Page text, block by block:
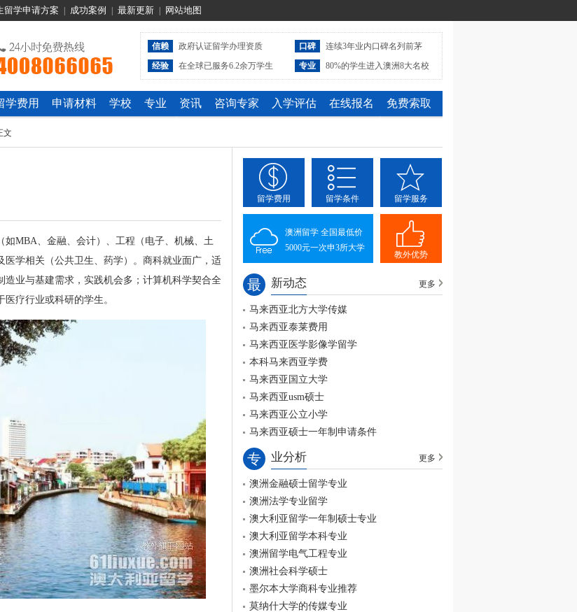
留学申请方案 成功案例 最新更新 网站地图
信赖 政府认证留学办理资质 口碑
连续3年业内口碑名列前茅
经验
在全球已服务6.2余万学生 专业 80%的学生进入澳洲8大名校
学费用 申请材料 学校 专业 资讯 咨询专家 入学评估 在线报名 免费索取
文
MBA、金融、会计）、工程（电子、机械、土
学相关（公共卫生、药学）。商科就业面广，适
业与基建需求，实践机会多；计算机科学契合全
疗行业或科研的学生。
留学费用 留学条件 留学服务
澳洲留学 全国最低价
5000元一次申3所大学
教外优势
最 新动态 更多
马来西亚北方大学传媒
马来西亚泰莱费用
马来西亚医学影像学留学
本科马来西亚学费
马来西亚国立大学
马来西亚usm硕士
马来西亚公立小学
马来西亚硕士一年制申请条件
专 业分析 更多
澳洲金融硕士留学专业
澳洲法学专业留学
澳大利亚留学一年制硕士专业
澳大利亚留学本科专业
澳洲留学电气工程专业
澳洲社会科学硕士
墨尔本大学商科专业推荐
莫纳什大学的传媒专业